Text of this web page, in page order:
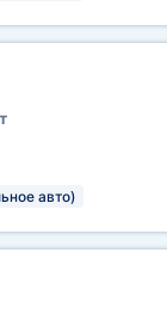
авто)